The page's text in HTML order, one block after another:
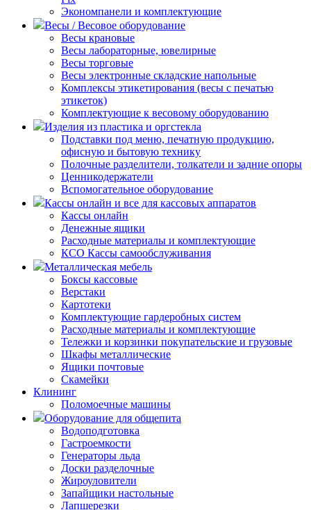
Экономпанели и комплектующие
Весы / Весовое оборудование
Весы крановые
Весы лабораторные, ювелирные
Весы торговые
Весы электронные складские напольные
Комплексы этикетирования (весы с печатью
этикеток)
Комплектующие к весовому оборудованию
Изделия из пластика и оргстекла
Подставки под меню, печатную продукцию,
офисную и бытовую технику
Полочные разделители, толкатели и задние опоры
Ценникодержатели
Вспомогательное оборудование
Кассы онлайн и все для кассовых аппаратов
Кассы онлайн
Денежные ящики
Расходные материалы и комплектующие
КСО Кассы самообслуживания
Металлическая мебель
Боксы кассовые
Верстаки
Картотеки
Комплектующие гардеробных систем
Расходные материалы и комплектующие
Тележки и корзинки покупательские и грузовые
Шкафы металлические
Ящики почтовые
Скамейки
Клининг
Поломоечные машины
Оборудование для общепита
Водоподготовка
Гастроемкости
Генераторы льда
Доски разделочные
Жироуловители
Запайщики настольные
Лапшерезки